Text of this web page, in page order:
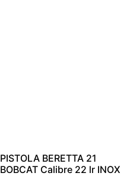
PISTOLA BERETTA 21
BOBCAT Calibre 22 lr INOX